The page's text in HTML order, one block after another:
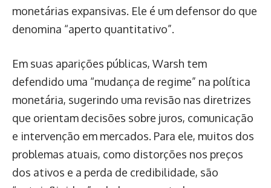
monetárias expansivas. Ele é um defensor do que
denomina “aperto quantitativo”.
Em suas aparições públicas, Warsh tem
defendido uma “mudança de regime” na política
monetária, sugerindo uma revisão nas diretrizes
que orientam decisões sobre juros, comunicação
e intervenção em mercados. Para ele, muitos dos
problemas atuais, como distorções nos preços
dos ativos e a perda de credibilidade, são